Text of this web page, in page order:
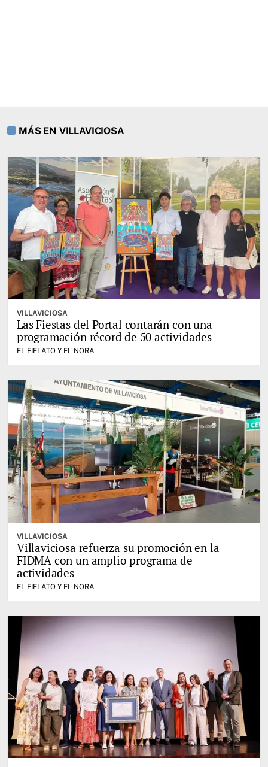
MÁS EN VILLAVICIOSA
VILLAVICIOSA
Las Fiestas del Portal contarán con una
programación récord de 50 actividades
EL FIELATO Y EL NORA
VILLAVICIOSA
Villaviciosa refuerza su promoción en la
FIDMA con un amplio programa de
actividades
EL FIELATO Y EL NORA